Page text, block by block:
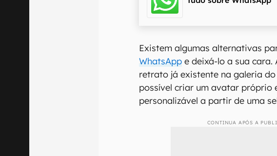
Existem algumas alternativas
WhatsApp e deixá-lo a sua cara.
retrato já existente na galeria do
possível criar um avatar próprio
personalizável a partir de uma
CONTINUA APÓS A